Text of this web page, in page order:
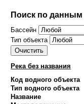
Поиск по данным
Бассейн
Тип объекта
Река без названия
Код водного объекта
Тип водного объекта
Название